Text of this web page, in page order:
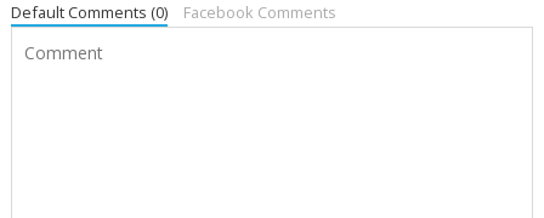
Default Comments (0) Facebook Comments